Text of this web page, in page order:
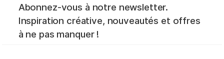
Abonnez-vous à notre newsletter.
Inspiration créative, nouveautés et offres
à ne pas manquer !